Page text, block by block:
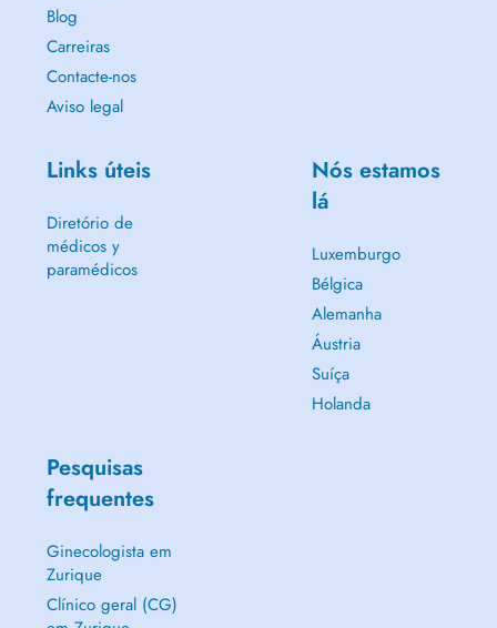
Blog
Carreiras
Contacte-nos
Aviso legal
Links úteis
Diretório de
médicos y
paramédicos
Nós estamos
lá
Luxemburgo
Bélgica
Alemanha
Áustria
Suíça
Holanda
Pesquisas
frequentes
Ginecologista em
Zurique
Clínico geral (CG)